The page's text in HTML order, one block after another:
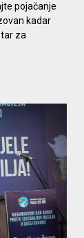
pojačanje
kadar
za